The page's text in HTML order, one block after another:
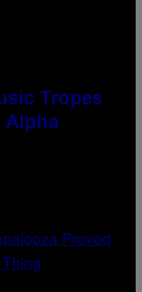
Tropes
Alpha